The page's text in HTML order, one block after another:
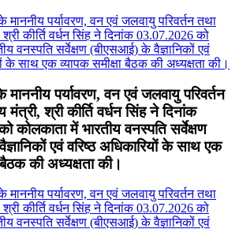
पर्यावरण, वन एवं जलवायु परिवर्तन
मंत्री, श्री कीर्ति वर्धन सिंह ने दिनांक
कोलकाता में भारतीय वनस्पति सर्वेक्षण
एवं वरिष्ठ अधिकारियों के साथ एक
बैठक की अध्यक्षता की।